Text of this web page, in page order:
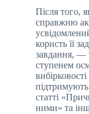
Після того,
справжню
користь її
завдання, —
ступенем
підтримують
статті
ними» та